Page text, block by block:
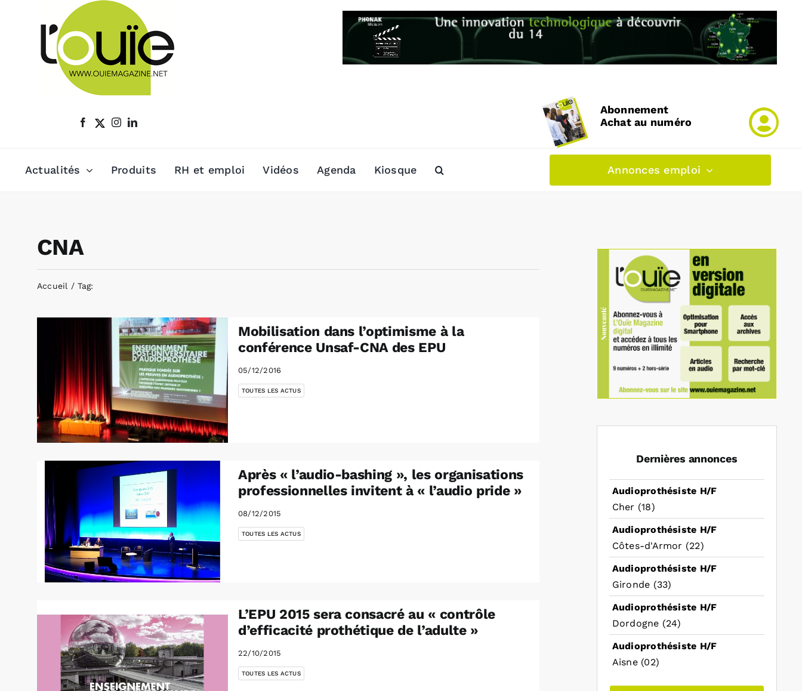
Abonnement
Achat au numéro
Actualités Produits RH et emploi Vidéos Agenda Kiosque Annonces emploi
CNA
Accueil Tag:
Mobilisation dans l’optimisme à la
conférence Unsaf-CNA des EPU
05/12/2016
TOUTES LES ACTUS
Après « l’audio-bashing », les organisations
professionnelles invitent à « l’audio pride »
08/12/2015
TOUTES LES ACTUS
L’EPU 2015 sera consacré au « contrôle
d’efficacité prothétique de l’adulte »
22/10/2015
TOUTES LES ACTUS
Dernières annonces
Audioprothésiste H/F
Cher (18)
Audioprothésiste H/F
Côtes-d'Armor (22)
Audioprothésiste H/F
Gironde (33)
Audioprothésiste H/F
Dordogne (24)
Audioprothésiste H/F
Aisne (02)